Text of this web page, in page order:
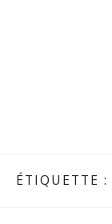
ÉTIQUETTE :